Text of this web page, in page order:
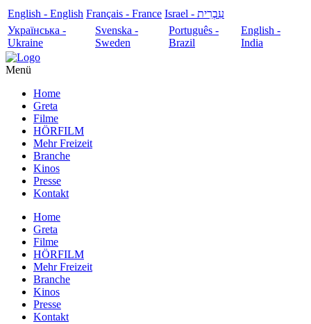
English - English Français - France
עִבְרִית - Israel
Українська -
Ukraine
Svenska -
Sweden
Português -
Brazil
English -
India
Menü
Home
Greta
Filme
HÖRFILM
Mehr Freizeit
Branche
Kinos
Presse
Kontakt
Home
Greta
Filme
HÖRFILM
Mehr Freizeit
Branche
Kinos
Presse
Kontakt